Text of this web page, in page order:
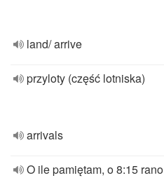
land/ arrive
przyloty (część lotniska)
arrivals
O ile pamiętam, o 8:15 rano